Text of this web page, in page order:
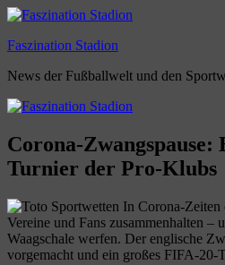
Zum
springen
Faszination Stadion
News der Fußballwelt und den
Corona-Zwangspause:
Turnier der Pro-Klubs
In Corona-Zeiten
Vereine und Fans zusammenhalten
Waagschale werfen. Der englische
vorgemacht und ein großes FIFA-20-